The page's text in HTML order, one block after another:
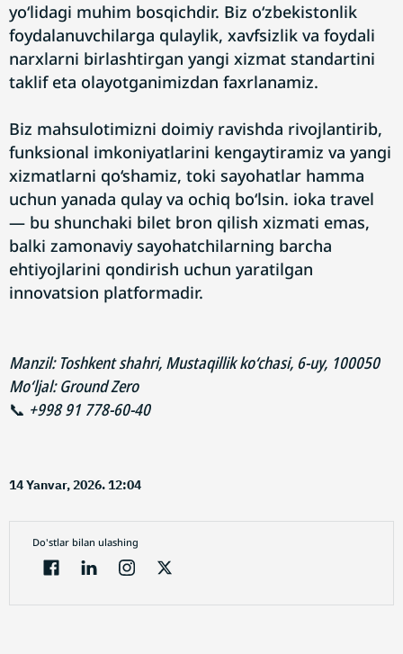
yo‘lidagi muhim bosqichdir. Biz o‘zbekistonlik
foydalanuvchilarga qulaylik, xavfsizlik va foydali
narxlarni birlashtirgan yangi xizmat standartini
taklif eta olayotganimizdan faxrlanamiz.
Biz mahsulotimizni doimiy ravishda rivojlantirib,
funksional imkoniyatlarini kengaytiramiz va yangi
xizmatlarni qo‘shamiz, toki sayohatlar hamma
uchun yanada qulay va ochiq bo‘lsin. ioka travel
— bu shunchaki bilet bron qilish xizmati emas,
balki zamonaviy sayohatchilarning barcha
ehtiyojlarini qondirish uchun yaratilgan
innovatsion platformadir.
Manzil: Toshkent shahri, Mustaqillik ko‘chasi, 6-uy, 100050
Mo‘ljal: Ground Zero
📞 +998 91 778-60-40
14 Yanvar, 2026. 12:04
Do'stlar bilan ulashing